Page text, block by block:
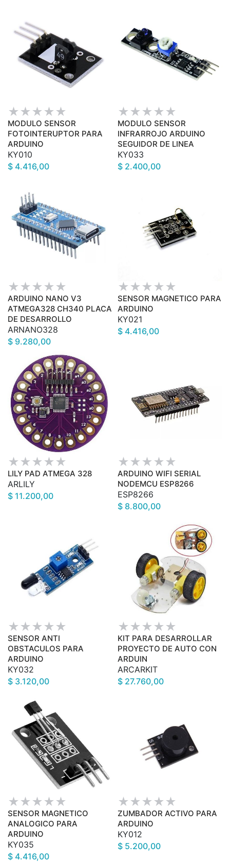
MODULO SENSOR
FOTOINTERUPTOR PARA
ARDUINO
KY010
$ 4.416,00
MODULO SENSOR
INFRARROJO ARDUINO
SEGUIDOR DE LINEA
KY033
$ 2.400,00
ARDUINO NANO V3
ATMEGA328 CH340 PLACA
DE DESARROLLO
ARNANO328
$ 9.280,00
SENSOR MAGNETICO PARA
ARDUINO
KY021
$ 4.416,00
LILY PAD ATMEGA 328
ARLILY
$ 11.200,00
ARDUINO WIFI SERIAL
NODEMCU ESP8266
ESP8266
$ 8.800,00
SENSOR ANTI
OBSTACULOS PARA
ARDUINO
KY032
$ 3.120,00
KIT PARA DESARROLLAR
PROYECTO DE AUTO CON
ARDUIN
ARCARKIT
$ 27.760,00
SENSOR MAGNETICO
ANALOGICO PARA
ARDUINO
KY035
$ 4.416,00
ZUMBADOR ACTIVO PARA
ARDUINO
KY012
$ 5.200,00